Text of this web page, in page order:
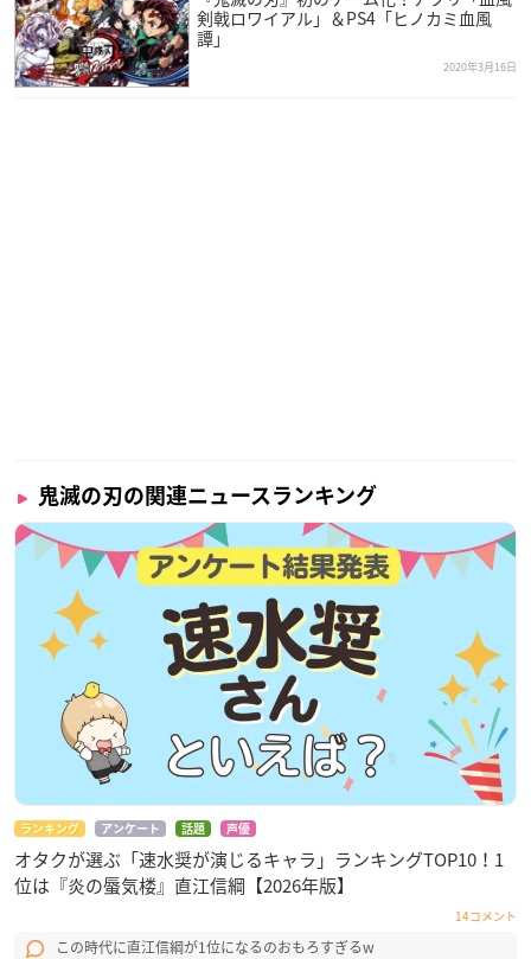
剣戟ロワイアル」＆PS4「ヒノカミ血風
譚」
2020年3月16日
鬼滅の刃の関連ニュースランキング
ランキング アンケート 話題 声優
オタクが選ぶ「速水奨が演じるキャラ」ランキングTOP10！1
位は『炎の蜃気楼』直江信綱【2026年版】
14コメント
この時代に直江信綱が1位になるのおもろすぎるw